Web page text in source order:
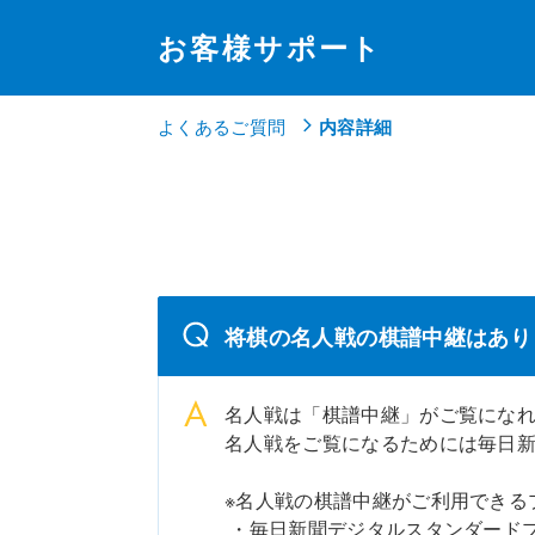
お客様サポート
よくあるご質問 内容詳細
将棋の名人戦の棋譜中継はあ
名人戦は「棋譜中継」がご覧にな
名人戦をご覧になるためには毎日
※名人戦の棋譜中継がご利用できる
・毎日新聞デジタルスタンダード